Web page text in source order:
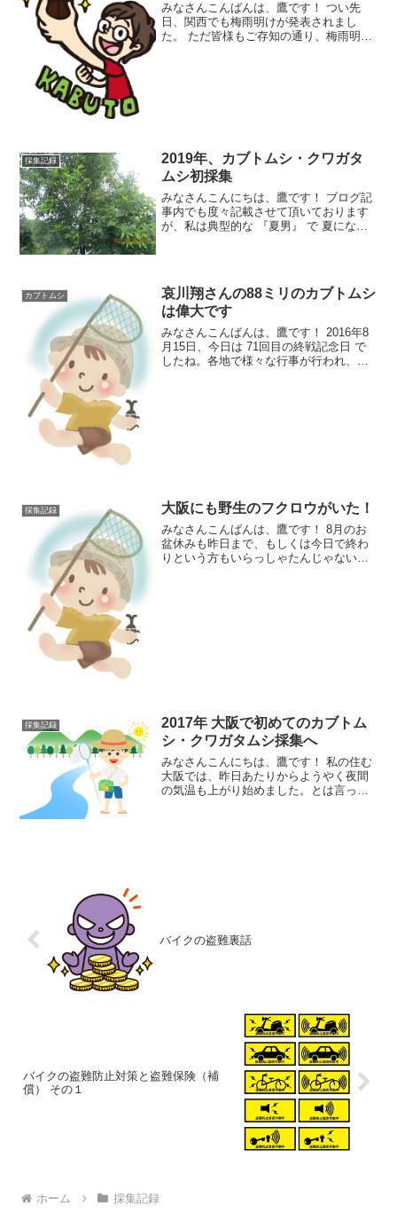
みなさんこんばんは、鷹です！ つい先
日、関西でも梅雨明けが発表されまし
た。 ただ皆様もご存知の通り、梅雨明け
採集記録
2019年、カブトムシ・クワガタ
ムシ初採集
みなさんこんにちは、鷹です！ ブログ記
事内でも度々記載させて頂いております
が、私は典型的な 『夏男』 で 夏になれ
っていても私一
カブトムシ
哀川翔さんの88ミリのカブトムシ
は偉大です
みなさんこんばんは、鷹です！ 2016年8
月15日、今日は 71回目の終戦記念日 で
したね。各地で様々な行事が行われ、テ
採集記録 大阪にも野生のフクロウがいた！
みなさんこんばんは、鷹です！ 8月のお
盆休みも昨日まで、もしくは今日で終わ
りという方もいらっしゃたんじゃないで
採集記録
2017年 大阪で初めてのカブトム
シ・クワガタムシ採集へ
みなさんこんにちは、鷹です！ 私の住む
大阪では、昨日あたりからようやく夜間
の気温も上がり始めました。とは言って
バイクの盗難裏話
バイクの盗難防止対策と盗難保険（補
償） その１
ホーム 採集記録